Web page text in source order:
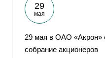
29
мая
29 мая в ОАО «Акрон»
собрание акционеров